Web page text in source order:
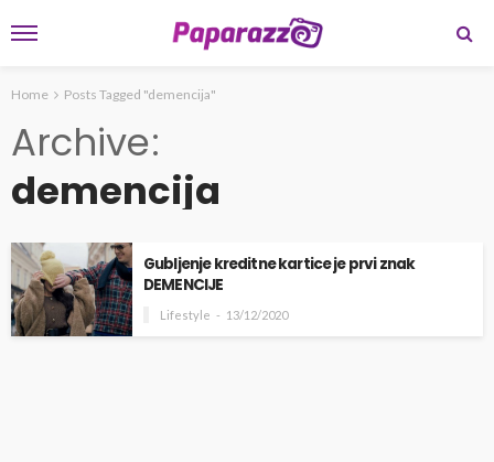
Home Posts Tagged "demencija"
Archive
demencija
Gubljenje kreditne kartice je prvi znak
DEMENCIJE
Lifestyle 13/12/2020